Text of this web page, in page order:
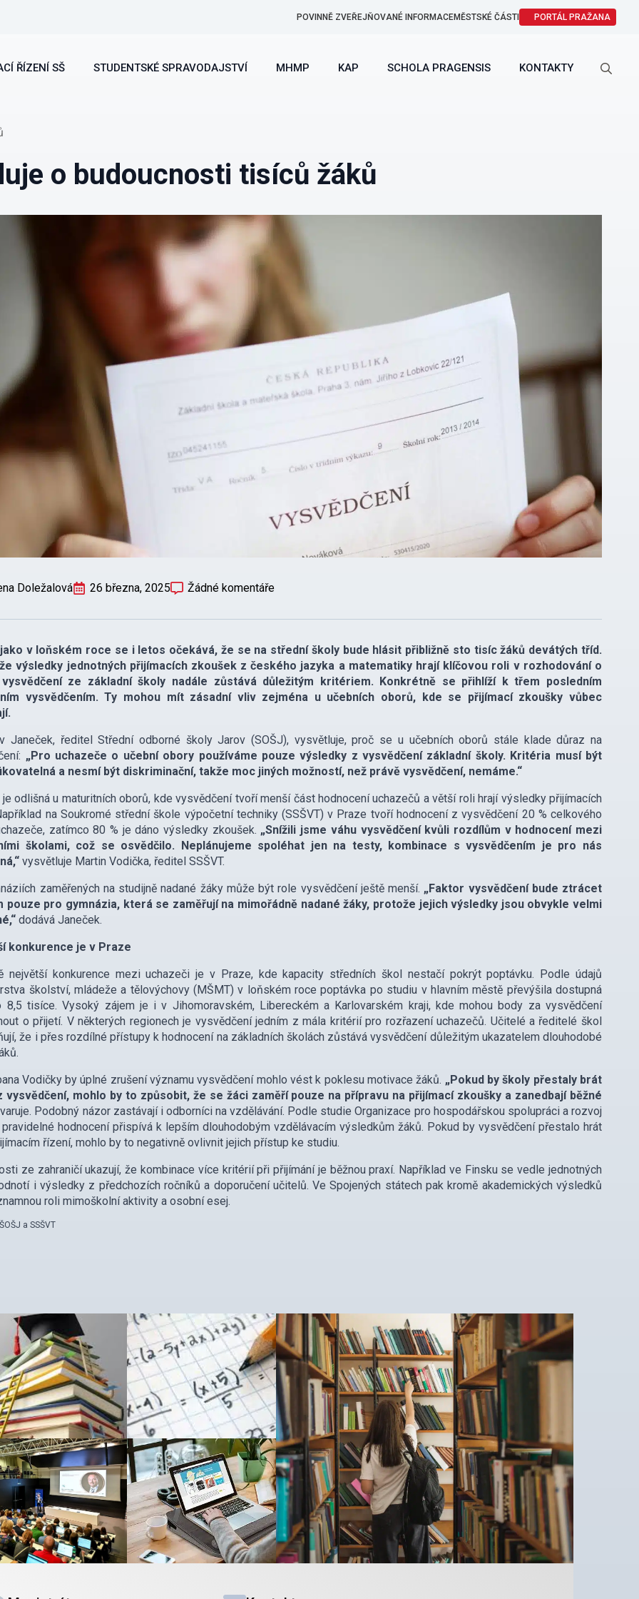
POVINNĚ ZVEŘEJŇOVANÉ INFORMACEMĚSTSKÉ ČÁSTI PORTÁL PRAŽANA
ŘÍZENÍ SŠ STUDENTSKÉ SPRAVODAJSTVÍ MHMP KAP SCHOLA PRAGENSIS KONTAKTY
o budoucnosti tisíců žáků
Doležalová 26 března, 2025 Žádné komentáře
v loňském roce se i letos očekává, že se na střední školy bude hlásit přibližně sto tisíc žáků devátých tříd.
výsledky jednotných přijímacích zkoušek z českého jazyka a matematiky hrají klíčovou roli v rozhodování o
ze základní školy nadále zůstává důležitým kritériem. Konkrétně se přihlíží k třem posledním
vysvědčením. Ty mohou mít zásadní vliv zejména u učebních oborů, kde se přijímací zkoušky vůbec
Janeček, ředitel Střední odborné školy Jarov (SOŠJ), vysvětluje, proč se u učebních oborů stále klade důraz na
„Pro uchazeče o učební obory používáme pouze výsledky z vysvědčení základní školy. Kritéria musí být
a nesmí být diskriminační, takže moc jiných možností, než právě vysvědčení, nemáme.“
odlišná u maturitních oborů, kde vysvědčení tvoří menší část hodnocení uchazečů a větší roli hrají výsledky přijímacích
na Soukromé střední škole výpočetní techniky (SSŠVT) v Praze tvoří hodnocení z vysvědčení 20 % celkového
zatímco 80 % je dáno výsledky zkoušek. „Snížili jsme váhu vysvědčení kvůli rozdílům v hodnocení mezi
školami, což se osvědčilo. Neplánujeme spoléhat jen na testy, kombinace s vysvědčením je pro nás
vysvětluje Martin Vodička, ředitel SSŠVT.
zaměřených na studijně nadané žáky může být role vysvědčení ještě menší. „Faktor vysvědčení bude ztrácet
pouze pro gymnázia, která se zaměřují na mimořádně nadané žáky, protože jejich výsledky jsou obvykle velmi
dodává Janeček.
konkurence je v Praze
největší konkurence mezi uchazeči je v Praze, kde kapacity středních škol nestačí pokrýt poptávku. Podle údajů
školství, mládeže a tělovýchovy (MŠMT) v loňském roce poptávka po studiu v hlavním městě převýšila dostupná
8,5 tisíce. Vysoký zájem je i v Jihomoravském, Libereckém a Karlovarském kraji, kde mohou body za vysvědčení
o přijetí. V některých regionech je vysvědčení jedním z mála kritérií pro rozřazení uchazečů. Učitelé a ředitelé škol
že i přes rozdílné přístupy k hodnocení na základních školách zůstává vysvědčení důležitým ukazatelem dlouhodobé
Vodičky by úplné zrušení významu vysvědčení mohlo vést k poklesu motivace žáků. „Pokud by školy přestaly brát
vysvědčení, mohlo by to způsobit, že se žáci zaměří pouze na přípravu na přijímací zkoušky a zanedbají běžné
varuje. Podobný názor zastávají i odborníci na vzdělávání. Podle studie Organizace pro hospodářskou spolupráci a rozvoj
pravidelné hodnocení přispívá k lepším dlouhodobým vzdělávacím výsledkům žáků. Pokud by vysvědčení přestalo hrát
řízení, mohlo by to negativně ovlivnit jejich přístup ke studiu.
ze zahraničí ukazují, že kombinace více kritérií při přijímání je běžnou praxí. Například ve Finsku se vedle jednotných
i výsledky z předchozích ročníků a doporučení učitelů. Ve Spojených státech pak kromě akademických výsledků
roli mimoškolní aktivity a osobní esej.
a SSŠVT